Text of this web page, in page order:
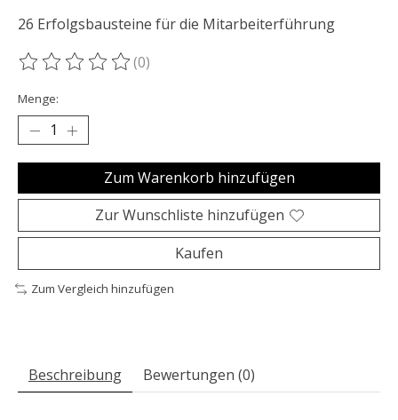
26 Erfolgsbausteine für die Mitarbeiterführung
Die Bewertung dieses Produkts ist
(0)
Menge:
Zum Warenkorb hinzufügen
Zur Wunschliste hinzufügen
Kaufen
Zum Vergleich hinzufügen
Beschreibung Bewertungen (0)